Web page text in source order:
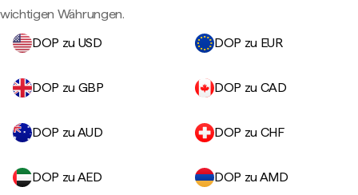
wichtigen Währungen.
DOP zu USD
DOP zu EUR
DOP zu GBP DOP zu CAD
DOP zu AUD DOP zu CHF
DOP zu AED
DOP zu AMD